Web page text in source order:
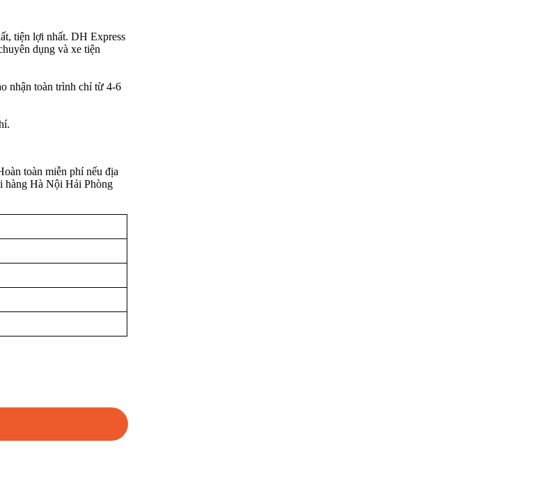
tiện lợi nhất. DH Express
dụng và xe tiện
nhận toàn trình chỉ từ 4-6
toàn miễn phí nếu địa
hàng Hà Nội Hải Phòng